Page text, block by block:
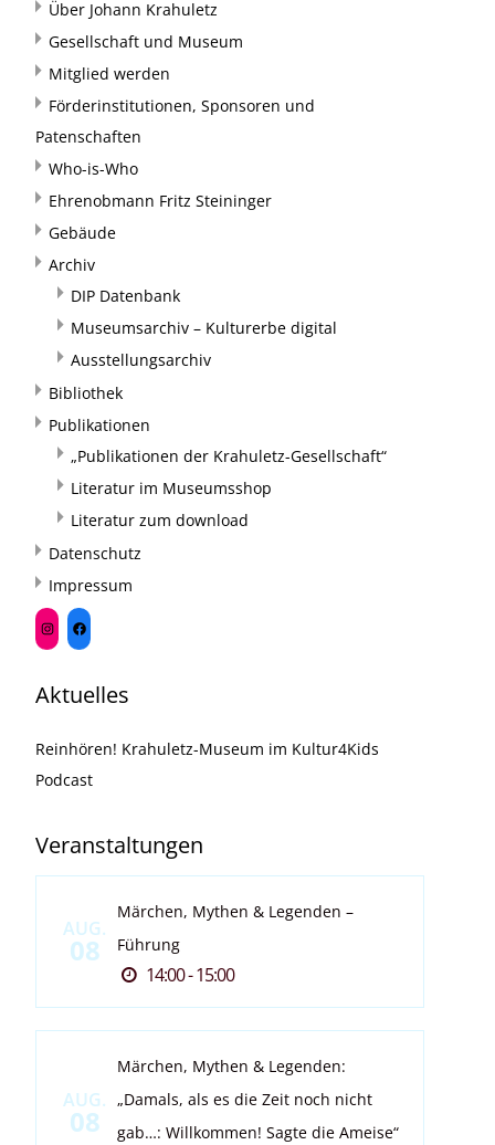
Über Johann Krahuletz
Gesellschaft und Museum
Mitglied werden
Förderinstitutionen, Sponsoren und
Patenschaften
Who-is-Who
Ehrenobmann Fritz Steininger
Gebäude
Archiv
DIP Datenbank
Museumsarchiv – Kulturerbe digital
Ausstellungsarchiv
Bibliothek
Publikationen
„Publikationen der Krahuletz-Gesellschaft“
Literatur im Museumsshop
Literatur zum download
Datenschutz
Impressum
Aktuelles
Reinhören! Krahuletz-Museum im Kultur4Kids
Podcast
Veranstaltungen
AUG.
08
Märchen, Mythen & Legenden –
Führung
14:00 - 15:00
AUG.
08
Märchen, Mythen & Legenden:
„Damals, als es die Zeit noch nicht
gab…: Willkommen! Sagte die Ameise“